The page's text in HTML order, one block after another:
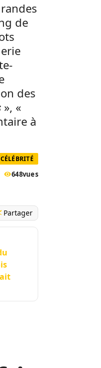
de
des
», «
à
CÉLÉBRITÉ
648vues
Partager